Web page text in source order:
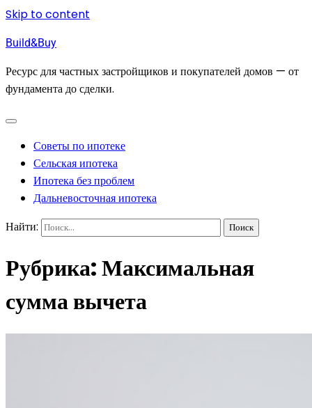
Skip to content
Build&Buy
Ресурс для частных застройщиков и покупателей домов — от
фундамента до сделки.
Советы по ипотеке
Сельская ипотека
Ипотека без проблем
Дальневосточная ипотека
Найти:
Рубрика:Максимальная
сумма вычета